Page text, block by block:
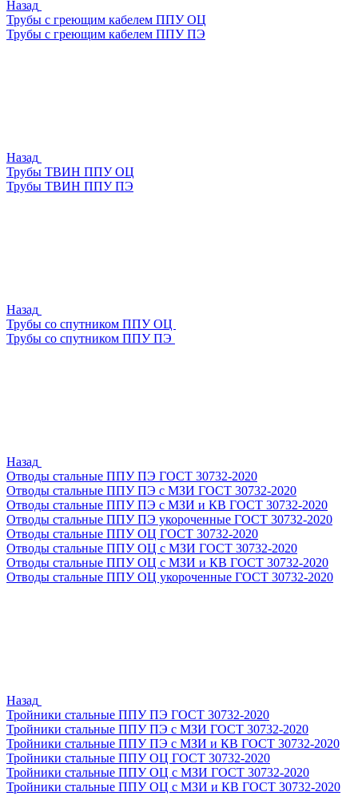
Назад
Трубы с греющим кабелем ППУ ОЦ
Трубы с греющим кабелем ППУ ПЭ
Назад
Трубы ТВИН ППУ ОЦ
Трубы ТВИН ППУ ПЭ
Назад
Трубы со спутником ППУ ОЦ
Трубы со спутником ППУ ПЭ
Назад
Отводы стальные ППУ ПЭ ГОСТ 30732-2020
Отводы стальные ППУ ПЭ с МЗИ ГОСТ 30732-2020
Отводы стальные ППУ ПЭ с МЗИ и КВ ГОСТ 30732-2020
Отводы стальные ППУ ПЭ укороченные ГОСТ 30732-2020
Отводы стальные ППУ ОЦ ГОСТ 30732-2020
Отводы стальные ППУ ОЦ с МЗИ ГОСТ 30732-2020
Отводы стальные ППУ ОЦ с МЗИ и КВ ГОСТ 30732-2020
Отводы стальные ППУ ОЦ укороченные ГОСТ 30732-2020
Назад
Тройники стальные ППУ ПЭ ГОСТ 30732-2020
Тройники стальные ППУ ПЭ с МЗИ ГОСТ 30732-2020
Тройники стальные ППУ ПЭ с МЗИ и КВ ГОСТ 30732-2020
Тройники стальные ППУ ОЦ ГОСТ 30732-2020
Тройники стальные ППУ ОЦ с МЗИ ГОСТ 30732-2020
Тройники стальные ППУ ОЦ с МЗИ и КВ ГОСТ 30732-2020